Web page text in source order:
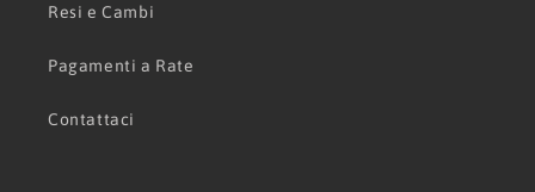
Resi e Cambi
Pagamenti a Rate
Contattaci